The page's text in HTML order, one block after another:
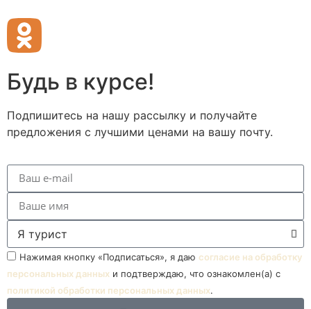
Будь в курсе!
Подпишитесь на нашу рассылку и получайте
предложения с лучшими ценами на вашу почту.
Нажимая кнопку «Подписаться», я даю согласие на обработку
персональных данных и подтверждаю, что ознакомлен(а) с
политикой обработки персональных данных.